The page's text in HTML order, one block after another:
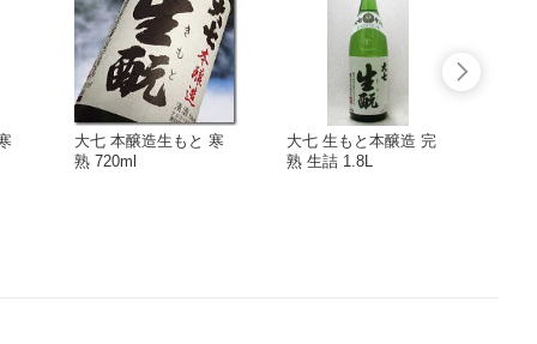
大七 本醸造生もと 寒
熟 720ml
大七 生もと本醸造 完
熟 生詰 1.8L